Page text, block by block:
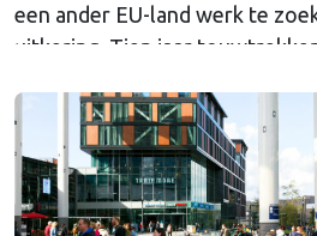
een ander EU-land werk te
uitkering. Tien jaar